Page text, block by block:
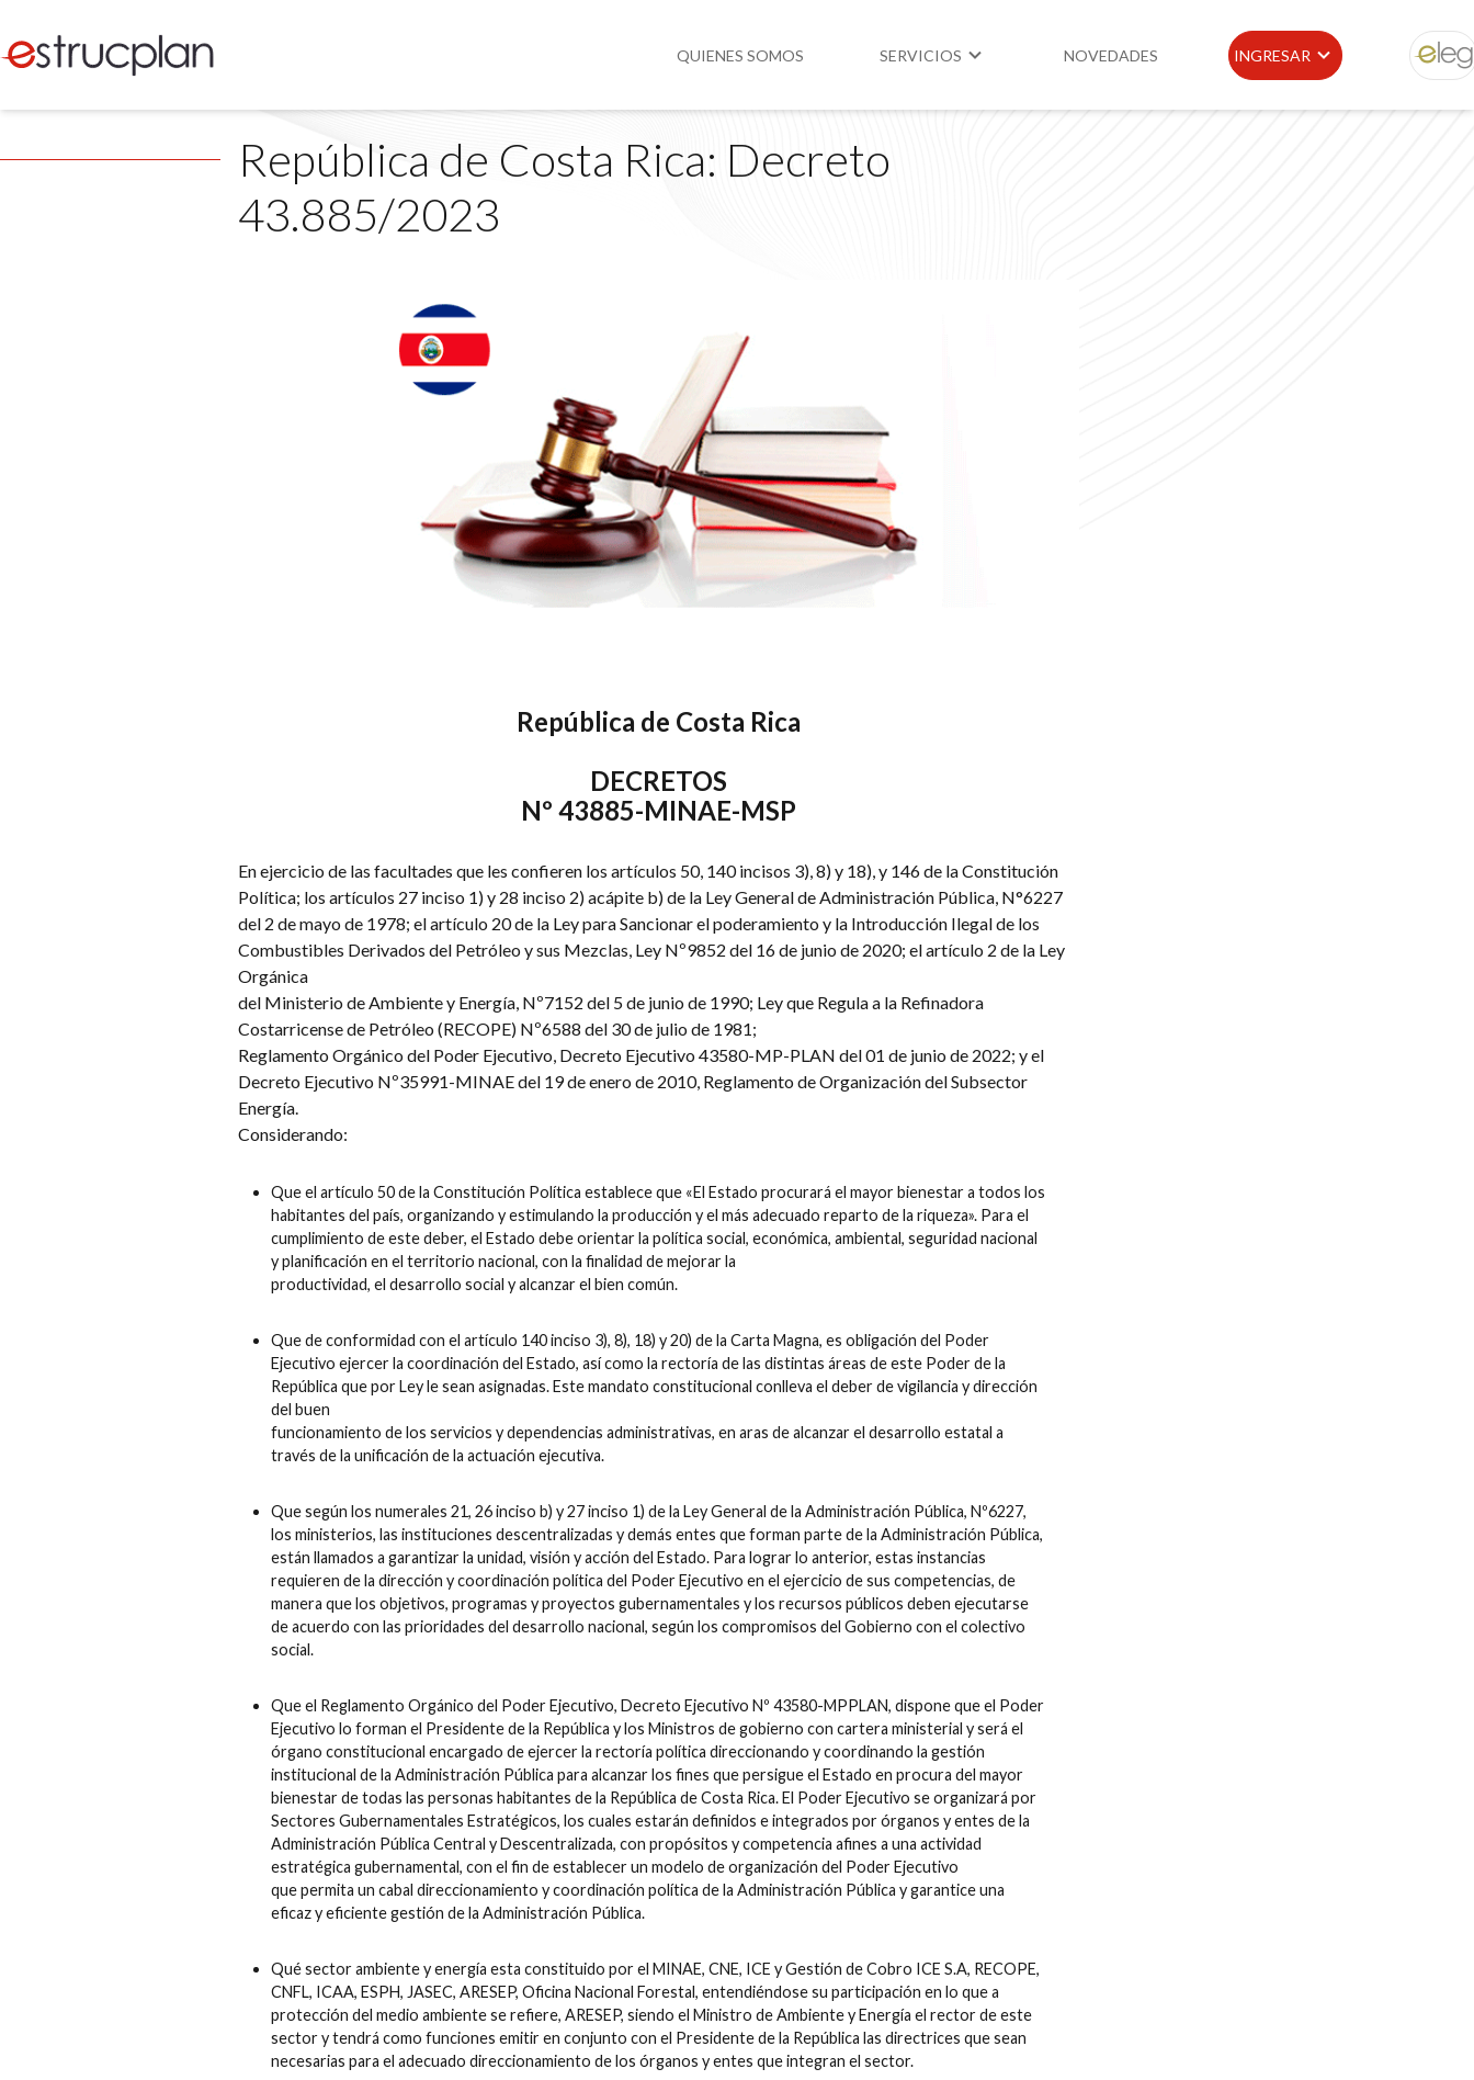
QUIENES SOMOS SERVICIOS
Higiene y Seguridad
NOVEDADES INGRESAR ELEG
República de Costa Rica: Decreto
43.885/2023
República de Costa Rica
DECRETOS
Nº 43885-MINAE-MSP
En ejercicio de las facultades que les confieren los artículos 50, 140 incisos 3), 8) y 18), y 146 de la Constitución
Política; los artículos 27 inciso 1) y 28 inciso 2) acápite b) de la Ley General de Administración Pública, N°6227
del 2 de mayo de 1978; el artículo 20 de la Ley para Sancionar el poderamiento y la Introducción Ilegal de los
Combustibles Derivados del Petróleo y sus Mezclas, Ley Nº9852 del 16 de junio de 2020; el artículo 2 de la Ley
Orgánica
del Ministerio de Ambiente y Energía, Nº7152 del 5 de junio de 1990; Ley que Regula a la Refinadora
Costarricense de Petróleo (RECOPE) Nº6588 del 30 de julio de 1981;
Reglamento Orgánico del Poder Ejecutivo, Decreto Ejecutivo 43580-MP-PLAN del 01 de junio de 2022; y el
Decreto Ejecutivo Nº35991-MINAE del 19 de enero de 2010, Reglamento de Organización del Subsector
Energía.
Considerando:
Que el artículo 50 de la Constitución Política establece que «El Estado procurará el mayor bienestar a todos los
habitantes del país, organizando y estimulando la producción y el más adecuado reparto de la riqueza». Para el
cumplimiento de este deber, el Estado debe orientar la política social, económica, ambiental, seguridad nacional
y planificación en el territorio nacional, con la finalidad de mejorar la
productividad, el desarrollo social y alcanzar el bien común.
Que de conformidad con el artículo 140 inciso 3), 8), 18) y 20) de la Carta Magna, es obligación del Poder
Ejecutivo ejercer la coordinación del Estado, así como la rectoría de las distintas áreas de este Poder de la
República que por Ley le sean asignadas. Este mandato constitucional conlleva el deber de vigilancia y dirección
del buen
funcionamiento de los servicios y dependencias administrativas, en aras de alcanzar el desarrollo estatal a
través de la unificación de la actuación ejecutiva.
Que según los numerales 21, 26 inciso b) y 27 inciso 1) de la Ley General de la Administración Pública, Nº6227,
los ministerios, las instituciones descentralizadas y demás entes que forman parte de la Administración Pública,
están llamados a garantizar la unidad, visión y acción del Estado. Para lograr lo anterior, estas instancias
requieren de la dirección y coordinación política del Poder Ejecutivo en el ejercicio de sus competencias, de
manera que los objetivos, programas y proyectos gubernamentales y los recursos públicos deben ejecutarse
de acuerdo con las prioridades del desarrollo nacional, según los compromisos del Gobierno con el colectivo
social.
Que el Reglamento Orgánico del Poder Ejecutivo, Decreto Ejecutivo Nº 43580-MPPLAN, dispone que el Poder
Ejecutivo lo forman el Presidente de la República y los Ministros de gobierno con cartera ministerial y será el
órgano constitucional encargado de ejercer la rectoría política direccionando y coordinando la gestión
institucional de la Administración Pública para alcanzar los fines que persigue el Estado en procura del mayor
bienestar de todas las personas habitantes de la República de Costa Rica. El Poder Ejecutivo se organizará por
Sectores Gubernamentales Estratégicos, los cuales estarán definidos e integrados por órganos y entes de la
Administración Pública Central y Descentralizada, con propósitos y competencia afines a una actividad
estratégica gubernamental, con el fin de establecer un modelo de organización del Poder Ejecutivo
que permita un cabal direccionamiento y coordinación política de la Administración Pública y garantice una
eficaz y eficiente gestión de la Administración Pública.
Qué sector ambiente y energía esta constituido por el MINAE, CNE, ICE y Gestión de Cobro ICE S.A, RECOPE,
CNFL, ICAA, ESPH, JASEC, ARESEP, Oficina Nacional Forestal, entendiéndose su participación en lo que a
protección del medio ambiente se refiere, ARESEP, siendo el Ministro de Ambiente y Energía el rector de este
sector y tendrá como funciones emitir en conjunto con el Presidente de la República las directrices que sean
necesarias para el adecuado direccionamiento de los órganos y entes que integran el sector.